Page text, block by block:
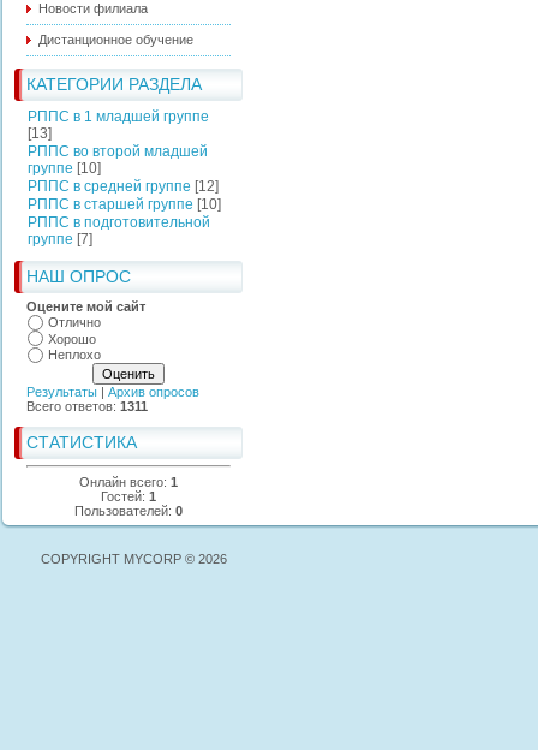
Новости филиала
Дистанционное обучение
КАТЕГОРИИ РАЗДЕЛА
РППС в 1 младшей группе
[13]
РППС во второй младшей
группе [10]
РППС в средней группе [12]
РППС в старшей группе [10]
РППС в подготовительной
группе [7]
НАШ ОПРОС
Оцените мой сайт
Отлично
Хорошо
Неплохо
Результаты | Архив опросов
Всего ответов: 1311
СТАТИСТИКА
Онлайн всего: 1
Гостей: 1
Пользователей: 0
COPYRIGHT MYCORP © 2026